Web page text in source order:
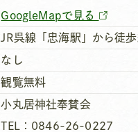
GoogleMapで見る
JR呉線「忠海駅」から徒
なし
観覧無料
小丸居神社奉賛会
TEL：0846-26-0227